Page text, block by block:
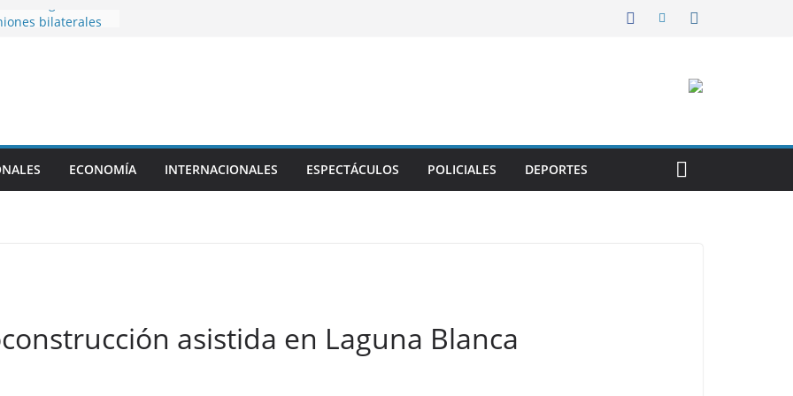
con agenda
bilaterales
vivió Franco
en general la ley
pero tuvo
ECONOMÍA INTERNACIONALES ESPECTÁCULOS POLICIALES DEPORTES
asistida en Laguna Blanca